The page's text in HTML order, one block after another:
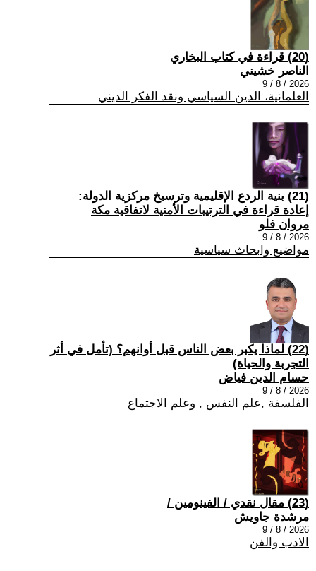
(20) قراءة في كتاب البخاري
الناصر خشيني
2026 / 8 / 9
العلمانية، الدين السياسي ونقد الفكر الديني
(21) بنية الردع الإقليمية وترسيخ مركزية الدولة:
إعادة قراءة في الترتيبات الأمنية لاتفاقية مكة
مروان فلو
2026 / 8 / 9
مواضيع وابحاث سياسية
(22) لماذا يكبر بعض الناس قبل أوانهم؟ (تأمل في أثر
التجربة والحياة)
حسام الدين فياض
2026 / 8 / 9
الفلسفة ,علم النفس , وعلم الاجتماع
(23) مقال نقدي / الفينومين /
مرشدة جاويش
2026 / 8 / 9
الادب والفن